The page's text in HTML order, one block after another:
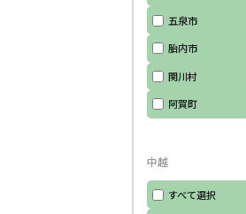
五泉市
胎内市
関川村
阿賀町
中越
すべて選択